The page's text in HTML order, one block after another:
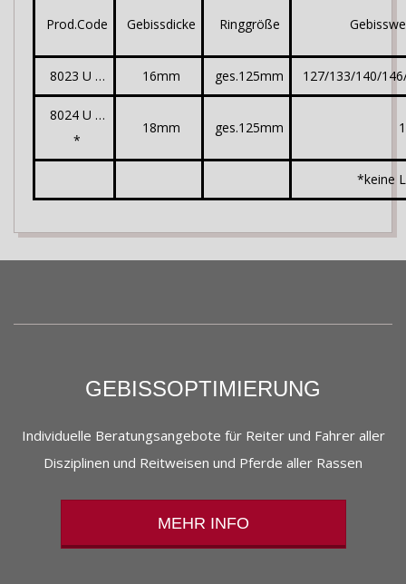
Prod.Code Gebissdicke Ringgröße
8023 U … 16mm ges.125mm 127/133/140/
8024 U …
*
18mm ges.125mm
*keine
GEBISSOPTIMIERUNG
Individuelle Beratungsangebote für Reiter und Fahrer aller
Disziplinen und Reitweisen und Pferde aller Rassen
MEHR INFO